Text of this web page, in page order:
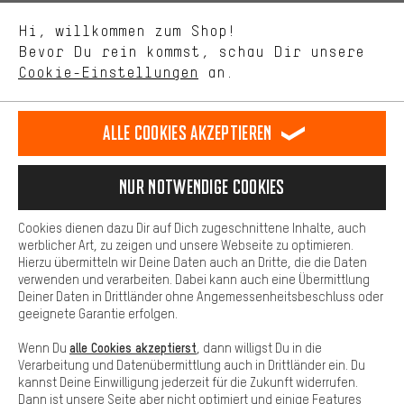
Sprache"
Deutsch
DE english
EN español
ES français
FR
VERTRAG WIDERRUFEN Aachener Community Affiliateprogramm
Datenschutz Allgemeine Geschäftsbedingungen
Hinweisgebersystem Hinweise zur Batterieentsorgung
Cookie-Einstellungen Kontrast ändern
Alle Preise verstehen sich in Euro und exkl. MwSt zuzüglich
Versandkostenfür Lieferung nachUSA.
Hi, willkommen zum Shop!
Bevor Du rein kommst, schau Dir unsere
Cookie-Einstellungen an.
Uns interessiert, was Du in unserem Shop suchst und brauchst.
selbst Einfluss auf die Verbesserung unserer Webseite und
unseres Shop-Angebots.
Dein Shopping-Erlebnis wird komfortabler. Mit Komfort-Cookies
stellen wir Verknüpfungen zu Social Media Plattformen her. So
können wir dir weitere nützliche Inhalte und Informationen zur
Verfügung stellen. Zudem hast du die Möglichkeit zusätzliche
Services zu nutzen, die es dir erleichtern die richtigen Produkte zu
finden. Beispielsweise bieten wir eine Chat-Funktion an, damit
Fragen schnell und unkompliziert beantwortet werden können.
Basis
Basis-Cookies gewährleisten, dass Du unsere Webseite
grundsätzlich nutzen kannst.
Alle Cookies akzeptieren
Nur Notwendige Cookies
Cookies dienen dazu Dir auf Dich zugeschnittene Inhalte, auch
werblicher Art, zu zeigen und unsere Webseite zu optimieren.
Hierzu übermitteln wir Deine Daten auch an Dritte, die die Daten
verwenden und verarbeiten. Dabei kann auch eine Übermittlung
Deiner Daten in Drittländer ohne Angemessenheitsbeschluss oder
geeignete Garantie erfolgen.
Wenn Du alle Cookies akzeptierst , dann willigst Du in die
Verarbeitung und Datenübermittlung auch in Drittländer ein. Du
kannst Deine Einwilligung jederzeit für die Zukunft widerrufen.
Dann ist unsere Seite aber nicht optimiert und einige Features